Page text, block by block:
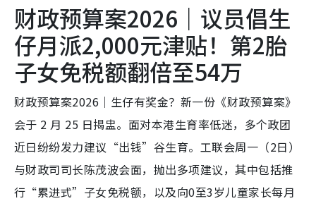
财政预算案2026｜议员倡生
仔月派2,000元津贴！第2胎
子女免税额翻倍至54万
财政预算案2026｜生仔有奖金？新一份《财政预算案》
会于 2 月 25 日揭盅。面对本港生育率低迷，多个政团
近日纷纷发力建议“出钱”谷生育。工联会周一（2日）
与财政司司长陈茂波会面，抛出多项建议，其中包括推
行“累进式”子女免税额，以及向0至3岁儿童家长每月